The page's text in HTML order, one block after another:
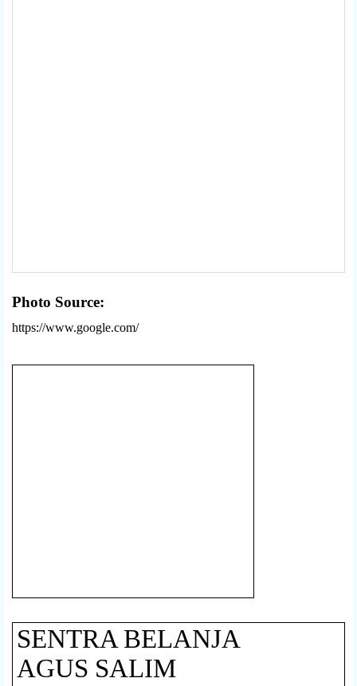
Photo Source:
https://www.google.com/
SENTRA BELANJA
AGUS SALIM